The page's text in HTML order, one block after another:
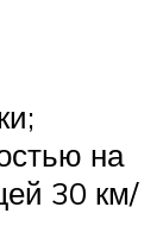
на
30 км/